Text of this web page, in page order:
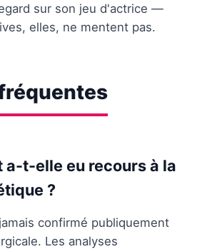
sur son jeu d'actrice —
elles, ne mentent pas.
a-t-elle eu recours à la
?
confirmé publiquement
Les analyses